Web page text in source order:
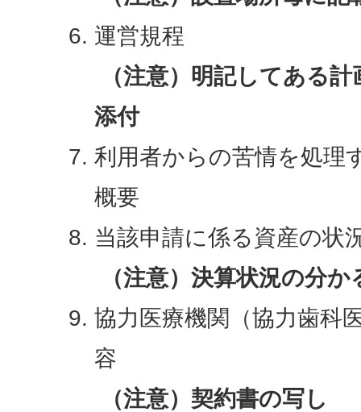
運営規程
（注意）明記してある
添付
利用者からの苦情を処理
概要
当該申請に係る資産の状
（注意）決算状況の分か
協力医療機関（協力歯科
容
（注意）契約書の写し